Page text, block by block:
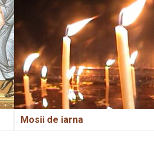
Mosii de iarna